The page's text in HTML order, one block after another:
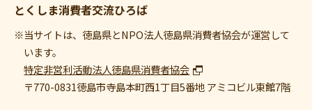
とくしま消費者交流ひろば
※当サイトは、徳島県とNPO法人徳島県消費者協会が運営して
います。
特定非営利活動法人徳島県消費者協会
〒770-0831徳島市寺島本町西1丁目5番地 アミコビル東館7階